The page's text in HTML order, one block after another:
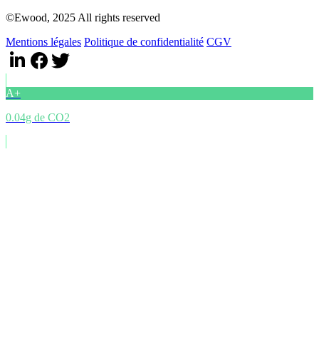
©Ewood, 2025 All rights reserved
Mentions légales Politique de confidentialité CGV
A+
0.04g de CO2